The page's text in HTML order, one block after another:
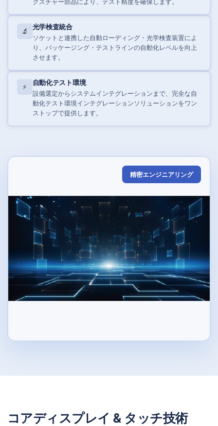
クスチャー部品により、テスト精度を確保します。
🔬
光学検査統合
ソケットと連携した自動ローディング・光学検査装置によ
り、パッケージング・テストラインの自動化レベルを向上
させます。
⚡
自動化テスト環境
設備選定からシステムインテグレーションまで、完全な自
動化テスト環境インテグレーションソリューションをワン
ストップで提供します。
精密エンジニアリング
コアディスプレイ & タッチ技術